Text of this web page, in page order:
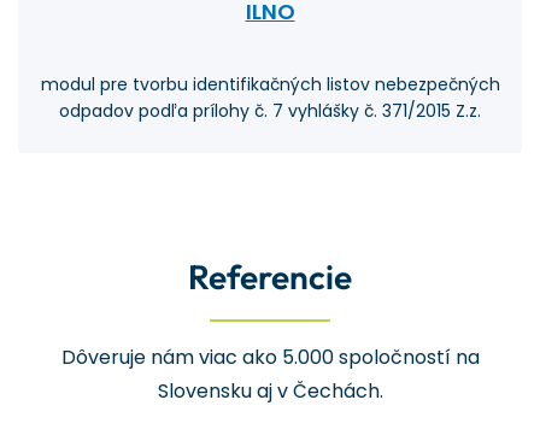
ILNO
modul pre tvorbu identifikačných listov nebezpečných
odpadov podľa prílohy č. 7 vyhlášky č. 371/2015 Z.z.
Referencie
Dôveruje nám viac ako 5.000 spoločností na
Slovensku aj v Čechách.